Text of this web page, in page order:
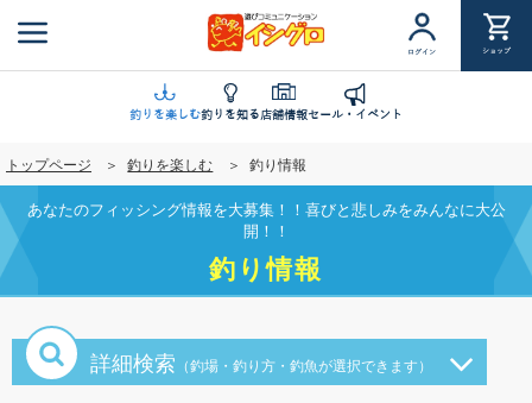
ン
に
移
動
ログイン ショップ
釣りを楽しむ釣りを知る店舗情報セール・イベント
トップページ 釣りを楽しむ 釣り情報
あなたのフィッシング情報を大募集！！喜びと悲しみをみんなに大公
開！！
釣り情報
詳細検索 （釣場・釣り方・釣魚が選択できます）